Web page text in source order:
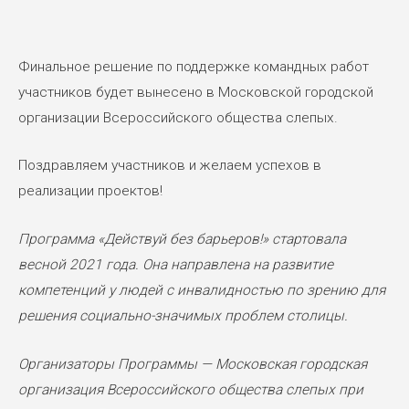
Финальное решение по поддержке командных работ
участников будет вынесено в Московской городской
организации Всероссийского общества слепых.
Поздравляем участников и желаем успехов в
реализации проектов!
Программа «Действуй без барьеров!» стартовала
весной 2021 года. Она направлена на развитие
компетенций у людей с инвалидностью по зрению для
решения социально-значимых проблем столицы.
Организаторы Программы — Московская городская
организация Всероссийского общества слепых при